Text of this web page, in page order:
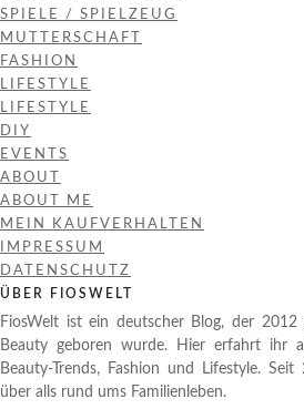
SPIELE / SPIELZEUG
MUTTERSCHAFT
FASHION
LIFESTYLE
LIFESTYLE
DIY
EVENTS
ABOUT
ABOUT ME
MEIN KAUFVERHALTEN
IMPRESSUM
DATENSCHUTZ
ÜBER FIOSWELT
FiosWelt ist ein deutscher Blog, der 2012
Beauty geboren wurde. Hier erfahrt ihr
Beauty-Trends, Fashion und Lifestyle.
über alls rund ums Familienleben.